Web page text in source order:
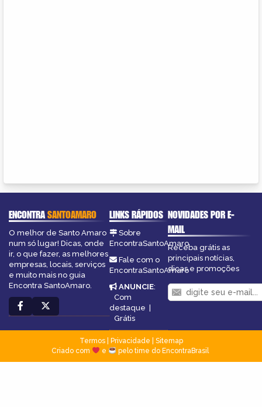
ENCONTRASANTOAMARO
O melhor de Santo Amaro
num só lugar! Dicas, onde
ir, o que fazer, as melhores
empresas, locais, serviços
e muito mais no guia
Encontra SantoAmaro.
LINKS RÁPIDOS
Sobre
EncontraSantoAmaro
Fale com o
EncontraSantoAmaro
ANUNCIE:
Com
destaque |
Grátis
NOVIDADES POR E-
MAIL
Receba grátis as
principais notícias,
dicas e promoções
Termos| Privacidade
Sitemap
Criado com
e pelo time do EncontraBrasil